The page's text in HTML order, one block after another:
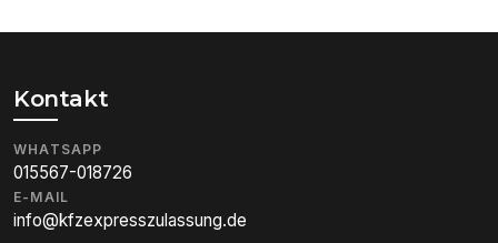
Kontakt
WHATSAPP
015567-018726
E-MAIL
info@kfzexpresszulassung.de